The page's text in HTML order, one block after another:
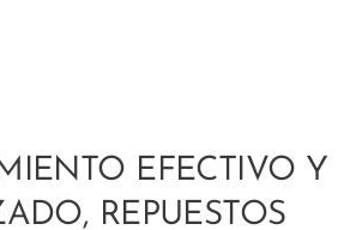
EFECTIVO Y
REPUESTOS